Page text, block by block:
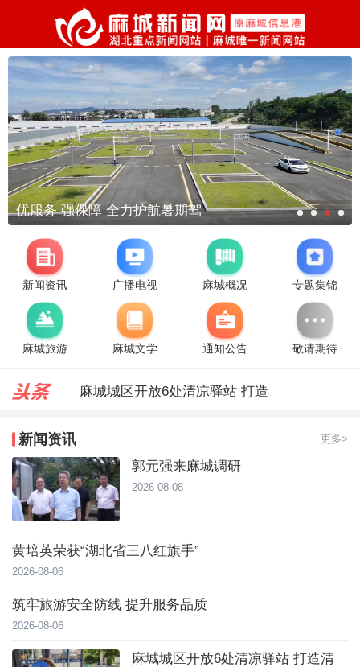
优服务 强保障 全力护航暑期驾
新闻资讯 广播电视 麻城概况 专题集锦
麻城旅游 麻城文学 通知公告 敬请期待
新闻资讯 更多>
郭元强来麻城调研
2026-08-08
黄培英荣获“湖北省三八红旗手”
2026-08-06
筑牢旅游安全防线 提升服务品质
2026-08-06
麻城城区开放6处清凉驿站 打造清